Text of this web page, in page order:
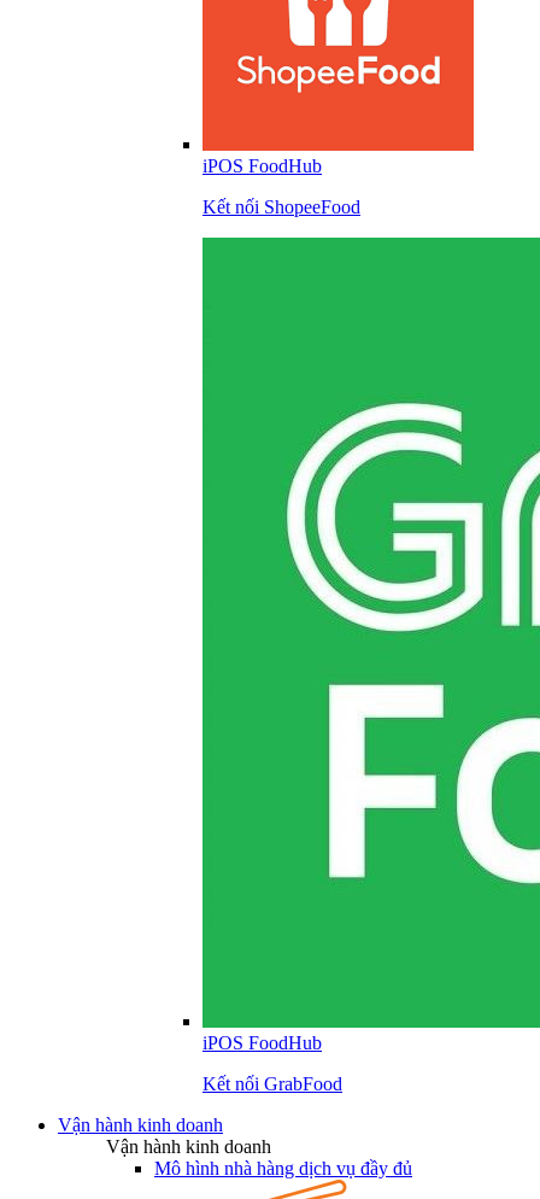
iPOS FoodHub
Kết nối ShopeeFood
iPOS FoodHub
Kết nối GrabFood
Vận hành kinh doanh
Vận hành kinh doanh
Mô hình nhà hàng dịch vụ đầy đủ